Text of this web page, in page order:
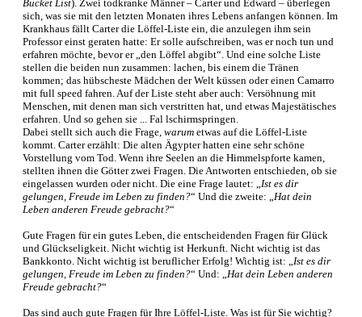
Bucket List). Zwei todkranke Männer – Carter und Edward – überlegen
sich, was sie mit den letzten Monaten ihres Lebens anfangen können. Im
Krankhaus fällt Carter die Löffel-Liste ein, die anzulegen ihm sein
Professor einst geraten hatte: Er solle aufschreiben, was er noch tun und
erfahren möchte, bevor er „den Löffel abgibt“. Und eine solche Liste
stellen die beiden nun zusammen: lachen, bis einem die Tränen
kommen; das hübscheste Mädchen der Welt küssen oder einen Camarro
mit full speed fahren. Auf der Liste steht aber auch: Versöhnung mit
Menschen, mit denen man sich verstritten hat, und etwas Majestätisches
erfahren. Und so gehen sie ... Fal lschirmspringen.
Dabei stellt sich auch die Frage, warum etwas auf die Löffel-Liste
kommt. Carter erzählt: Die alten Ägypter hatten eine sehr schöne
Vorstellung vom Tod. Wenn ihre Seelen an die Himmelspforte kamen,
stellten ihnen die Götter zwei Fragen. Die Antworten entschieden, ob sie
eingelassen wurden oder nicht. Die eine Frage lautet: „Ist es dir
gelungen, Freude im Leben zu finden?“ Und die zweite: „Hat dein
Leben anderen Freude gebracht?“
Gute Fragen für ein gutes Leben, die entscheidenden Fragen für Glück
und Glückseligkeit. Nicht wichtig ist Herkunft. Nicht wichtig ist das
Bankkonto. Nicht wichtig ist beruflicher Erfolg! Wichtig ist: „Ist es dir
gelungen, Freude im Leben zu finden?“ Und: „Hat dein Leben anderen
Freude gebracht?“
Das sind auch gute Fragen für Ihre Löffel-Liste. Was ist für Sie wichtig?